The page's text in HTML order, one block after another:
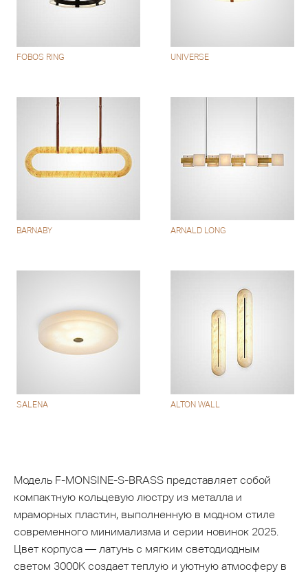
FOBOS RING UNIVERSE
BARNABY ARNALD LONG
SALENA ALTON WALL
Модель F-MONSINE-S-BRASS представляет собой
компактную кольцевую люстру из металла и
мраморных пластин, выполненную в модном стиле
современного минимализма и серии новинок 2025.
Цвет корпуса — латунь с мягким светодиодным
светом 3000K создает теплую и уютную атмосферу в